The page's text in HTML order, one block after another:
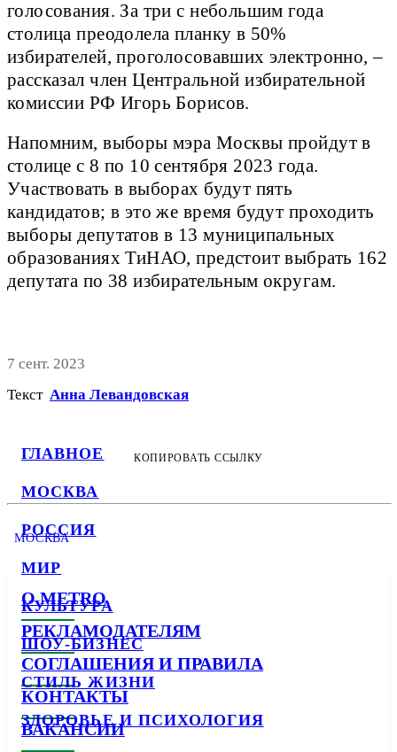
ГЛАВНОЕ
МОСКВА
РОССИЯ
МИР
КУЛЬТУРА
ШОУ-БИЗНЕС
СТИЛЬ ЖИЗНИ
ЗДОРОВЬЕ И ПСИХОЛОГИЯ
голосования. За три с небольшим года
столица преодолела планку в 50%
избирателей, проголосовавших электронно, –
рассказал член Центральной избирательной
комиссии РФ Игорь Борисов.
Напомним, выборы мэра Москвы пройдут в
столице с 8 по 10 сентября 2023 года.
Участвовать в выборах будут пять
кандидатов; в это же время будут проходить
выборы депутатов в 13 муниципальных
образованиях ТиНАО, предстоит выбрать 162
депутата по 38 избирательным округам.
7 сент. 2023
Текст Анна Левандовская
КОПИРОВАТЬ ССЫЛКУ
МОСКВА
О METRO
РЕКЛАМОДАТЕЛЯМ
СОГЛАШЕНИЯ И ПРАВИЛА
КОНТАКТЫ
ВАКАНСИИ